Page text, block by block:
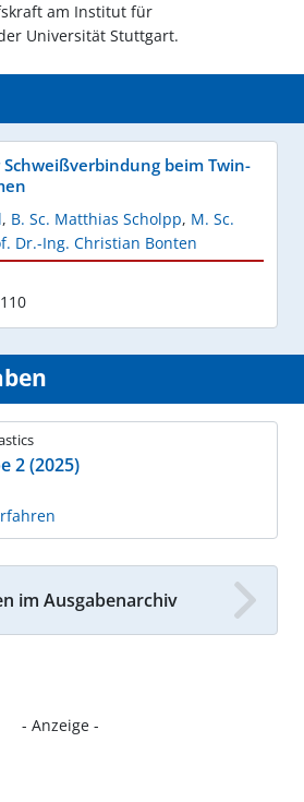
am Institut für
Universität Stuttgart.
beim Twin-
, B. Sc. Matthias Scholpp, M. Sc.
Dr.-Ing. Christian Bonten
2 (2025)
im Ausgabenarchiv
- Anzeige -